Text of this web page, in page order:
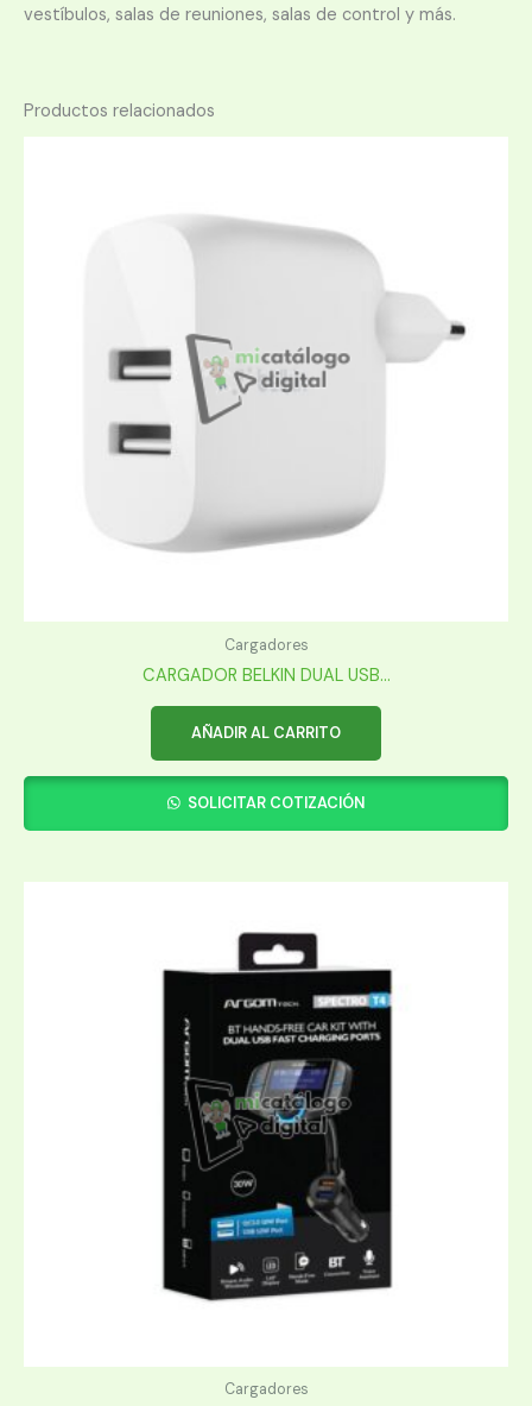
vestíbulos, salas de reuniones, salas de control y más.
Productos relacionados
Cargadores
CARGADOR BELKIN DUAL USB...
AÑADIR AL CARRITO
SOLICITAR COTIZACIÓN
Cargadores